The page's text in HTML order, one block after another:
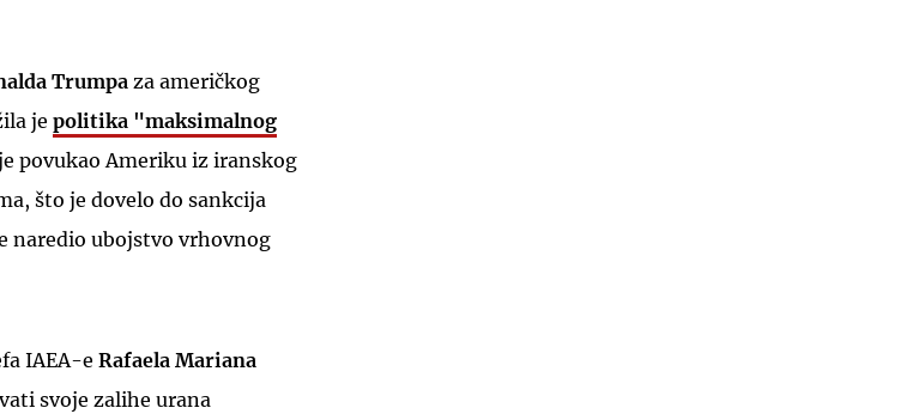
Trumpa za američkog
je politika "maksimalnog
povukao Ameriku iz iranskog
što je dovelo do sankcija
naredio ubojstvo vrhovnog
IAEA-e Rafaela Mariana
​​svoje zalihe urana